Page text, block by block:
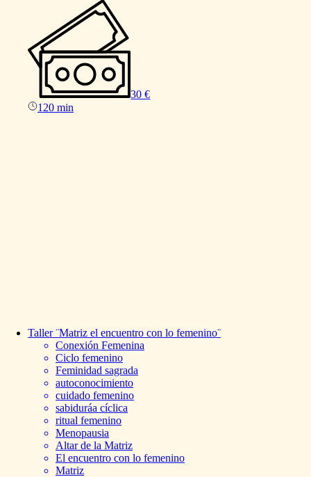
30 €
120 min
Taller ¨Matriz el encuentro con lo femenino¨
Conexión Femenina
Ciclo femenino
Feminidad sagrada
autoconocimiento
cuidado femenino
sabiduráa cíclica
ritual femenino
Menopausia
Altar de la Matriz
El encuentro con lo femenino
Matriz